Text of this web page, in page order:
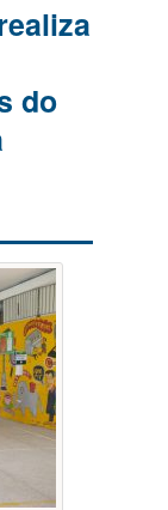
do